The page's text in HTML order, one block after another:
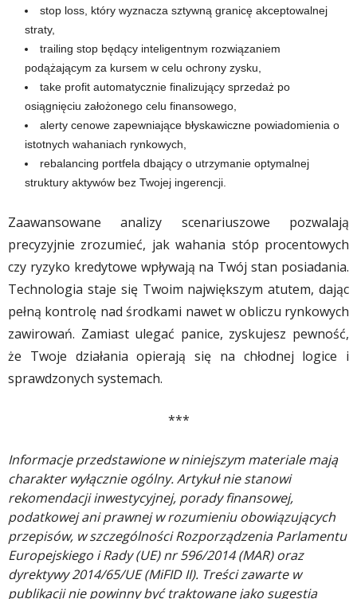
stop loss, który wyznacza sztywną granicę akceptowalnej
straty,
trailing stop będący inteligentnym rozwiązaniem
podążającym za kursem w celu ochrony zysku,
take profit automatycznie finalizujący sprzedaż po
osiągnięciu założonego celu finansowego,
alerty cenowe zapewniające błyskawiczne powiadomienia o
istotnych wahaniach rynkowych,
rebalancing portfela dbający o utrzymanie optymalnej
struktury aktywów bez Twojej ingerencji.
Zaawansowane analizy scenariuszowe pozwalają
precyzyjnie zrozumieć, jak wahania stóp procentowych
czy ryzyko kredytowe wpływają na Twój stan posiadania.
Technologia staje się Twoim największym atutem, dając
pełną kontrolę nad środkami nawet w obliczu rynkowych
zawirowań. Zamiast ulegać panice, zyskujesz pewność,
że Twoje działania opierają się na chłodnej logice i
sprawdzonych systemach.
***
Informacje przedstawione w niniejszym materiale mają
charakter wyłącznie ogólny. Artykuł nie stanowi
rekomendacji inwestycyjnej, porady finansowej,
podatkowej ani prawnej w rozumieniu obowiązujących
przepisów, w szczególności Rozporządzenia Parlamentu
Europejskiego i Rady (UE) nr 596/2014 (MAR) oraz
dyrektywy 2014/65/UE (MiFID II). Treści zawarte w
publikacji nie powinny być traktowane jako sugestia